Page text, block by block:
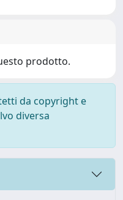
prodotto.
da copyright e
diversa